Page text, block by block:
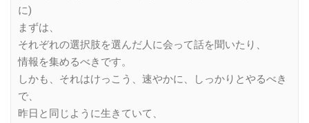
に)
まずは、
それぞれの選択肢を選んだ人に会って話を聞いたり、
情報を集めるべきです。
しかも、それはけっこう、速やかに、しっかりとやるべき
で、
昨日と同じように生きていて、